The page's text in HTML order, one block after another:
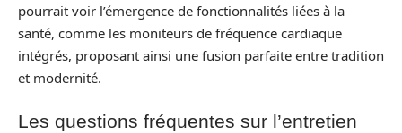
pourrait voir l’émergence de fonctionnalités liées à la
santé, comme les moniteurs de fréquence cardiaque
intégrés, proposant ainsi une fusion parfaite entre tradition
et modernité.
Les questions fréquentes sur l’entretien